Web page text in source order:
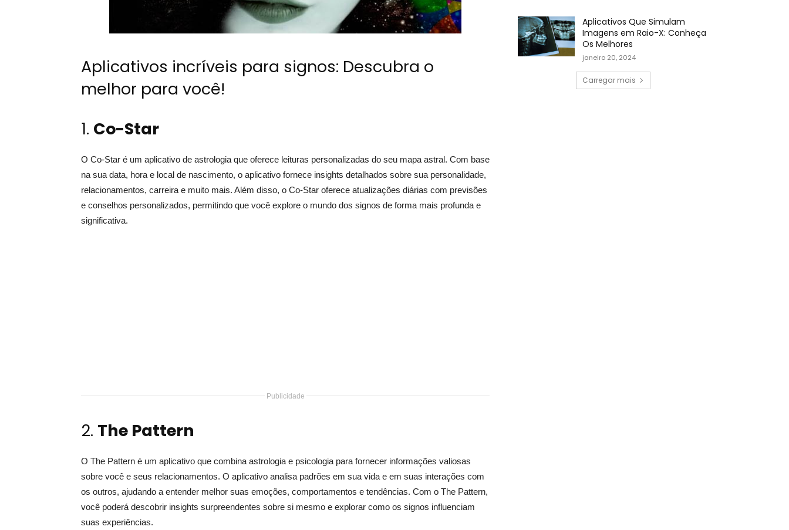
Aplicativos incríveis para signos: Descubra o
melhor para você!
1. Co-Star
O Co-Star é um aplicativo de astrologia que oferece leituras personalizadas do seu mapa astral. Com base
na sua data, hora e local de nascimento, o aplicativo fornece insights detalhados sobre sua personalidade,
relacionamentos, carreira e muito mais. Além disso, o Co-Star oferece atualizações diárias com previsões
e conselhos personalizados, permitindo que você explore o mundo dos signos de forma mais profunda e
significativa.
Publicidade
2. The Pattern
O The Pattern é um aplicativo que combina astrologia e psicologia para fornecer informações valiosas
sobre você e seus relacionamentos. O aplicativo analisa padrões em sua vida e em suas interações com
os outros, ajudando a entender melhor suas emoções, comportamentos e tendências. Com o The Pattern,
você poderá descobrir insights surpreendentes sobre si mesmo e explorar como os signos influenciam
suas experiências.
Aplicativos Que Simulam
Imagens em Raio-X: Conheça
Os Melhores
janeiro 20, 2024
Carregar mais